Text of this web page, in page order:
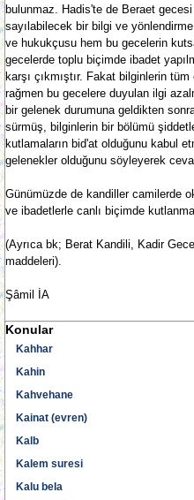
bulunmaz. Hadis'te de Beraet
sayılabilecek bir bilgi ve
ve hukukçusu hem bu gecelerin
gecelerde toplu biçimde ibadet
karşı çıkmıştır. Fakat bilginlerin
rağmen bu gecelere duyulan ilgi
bir gelenek durumuna geldikten
sürmüş, bilginlerin bir bölümü
kutlamaların bid'at olduğunu kabul
gelenekler olduğunu söyleyerek
Günümüzde de kandiller camilerde
ve ibadetlerle canlı biçimde
(Ayrıca bk; Berat Kandili, Kadir
maddeleri).
Şâmil İA
Konular
Kahhar
Kahin
Kahvehane
Kainat (evren)
Kalb
Kalem suresi
Kalu bela